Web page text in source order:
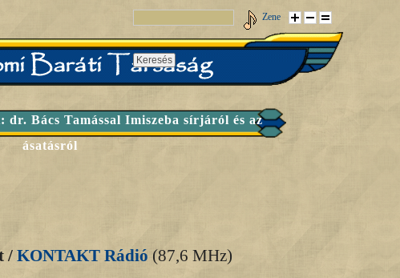
Zene
dr. Bács Tamással Imiszeba sírjáról és az
ásatásról
/ KONTAKT Rádió (87,6 MHz)